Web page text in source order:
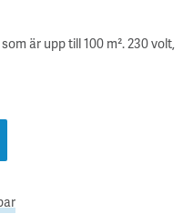
är upp till 100 m². 230 volt,